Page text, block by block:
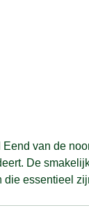
van de
De
die essentieel